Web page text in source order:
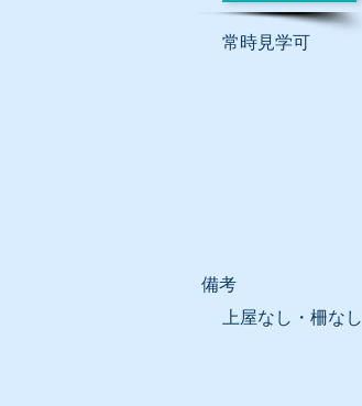
常時見学可
​備考
上屋なし・柵なし